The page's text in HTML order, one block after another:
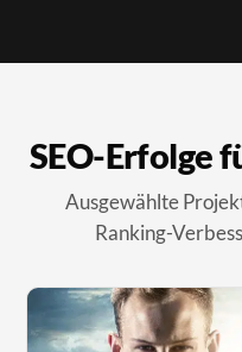
SEO-Erfolge
Ausgewählte
Ranking-